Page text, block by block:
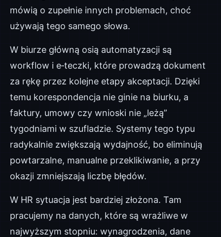
mówią o zupełnie innych problemach, choć
używają tego samego słowa.
W biurze główną osią automatyzacji są
workflow i e‑teczki, które prowadzą dokument
za rękę przez kolejne etapy akceptacji. Dzięki
temu korespondencja nie ginie na biurku, a
faktury, umowy czy wnioski nie „leżą”
tygodniami w szufladzie. Systemy tego typu
radykalnie zwiększają wydajność, bo eliminują
powtarzalne, manualne przeklikiwanie, a przy
okazji zmniejszają liczbę błędów.
W HR sytuacja jest bardziej złożona. Tam
pracujemy na danych, które są wrażliwe w
najwyższym stopniu: wynagrodzenia, dane